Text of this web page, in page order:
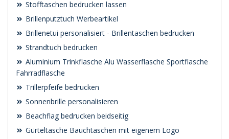
Stofftaschen bedrucken lassen
Brillenputztuch Werbeartikel
Brillenetui personalisiert - Brillentaschen bedrucken
Strandtuch bedrucken
Aluminium Trinkflasche Alu Wasserflasche Sportflasche
Fahrradflasche
Trillerpfeife bedrucken
Sonnenbrille personalisieren
Beachflag bedrucken beidseitig
Gürteltasche Bauchtaschen mit eigenem Logo